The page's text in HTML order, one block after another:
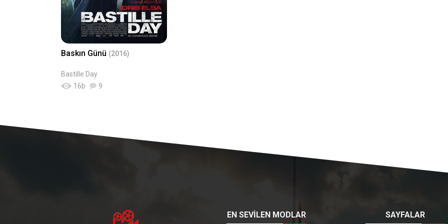
Baskın Günü (2016)
Bastille Day
16b 9
EN SEVİLEN MODLAR SAYFALAR